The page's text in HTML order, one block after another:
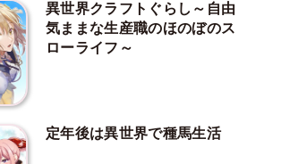
異世界クラフトぐらし～自由
気ままな生産職のほのぼのス
ローライフ～
定年後は異世界で種馬生活